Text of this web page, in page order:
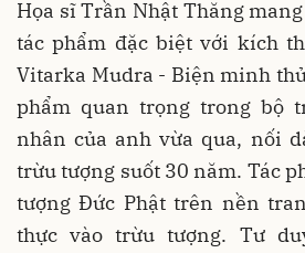
Họa sĩ Trần Nhật Thăng
tác phẩm đặc biệt với kích
Vitarka Mudra - Biện minh
phẩm quan trọng trong bộ
nhân của anh vừa qua, nối
trừu tượng suốt 30 năm. Tác
tượng Đức Phật trên nền
thực vào trừu tượng. Tư